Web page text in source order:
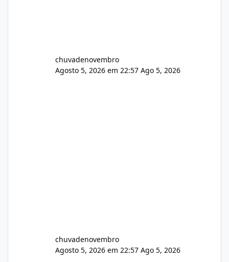
chuvadenovembro
Agosto 5, 2026 em 22:57 Ago 5, 2026
chuvadenovembro
Agosto 5, 2026 em 22:57 Ago 5, 2026